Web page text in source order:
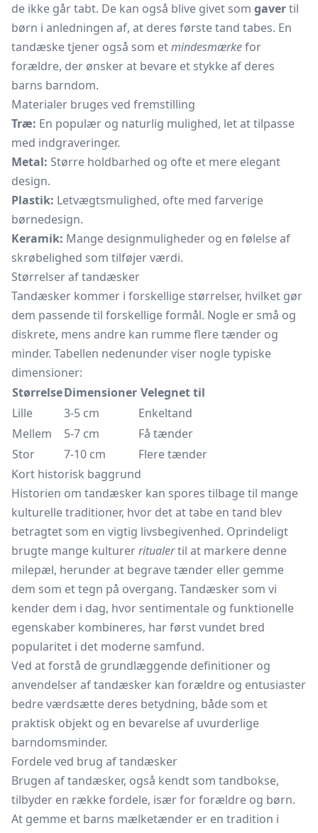
de ikke går tabt. De kan også blive givet som gavertil
børn i anledningen af, at deres første tand tabes. En
tandæske tjener også som etmindesmærkefor
forældre, der ønsker at bevare et stykke af deres
barns barndom.
Materialer bruges ved fremstilling
Træ: En populær og naturlig mulighed, let at tilpasse
med indgraveringer.
Metal: Større holdbarhed og ofte et mere elegant
design.
Plastik: Letvægtsmulighed, ofte med farverige
børnedesign.
Keramik: Mange designmuligheder og en følelse af
skrøbelighed som tilføjer værdi.
Størrelser af tandæsker
Tandæsker kommer i forskellige størrelser, hvilket gør
dem passende til forskellige formål. Nogle er små og
diskrete, mens andre kan rumme flere tænder og
minder. Tabellen nedenunder viser nogle typiske
dimensioner:
StørrelseDimensioner Velegnet til
Lille
3-5 cm
Enkeltand
Mellem
5-7 cm
Få tænder
Stor
7-10 cm
Flere tænder
Kort historisk baggrund
Historien om tandæsker kan spores tilbage til mange
kulturelle traditioner, hvor det at tabe en tand blev
betragtet som en vigtig livsbegivenhed. Oprindeligt
brugte mange kulturerritualertil at markere denne
milepæl, herunder at begrave tænder eller gemme
dem som et tegn på overgang. Tandæsker som vi
kender dem i dag, hvor sentimentale og funktionelle
egenskaber kombineres, har først vundet bred
popularitet i det moderne samfund.
Ved at forstå de grundlæggende definitioner og
anvendelser af tandæsker kan forældre og entusiaster
bedre værdsætte deres betydning, både som et
praktisk objekt og en bevarelse af uvurderlige
barndomsminder.
Fordele ved brug af tandæsker
Brugen af tandæsker, også kendt som tandbokse,
tilbyder en række fordele, især for forældre og børn.
At gemme et barns mælketænder er en tradition i